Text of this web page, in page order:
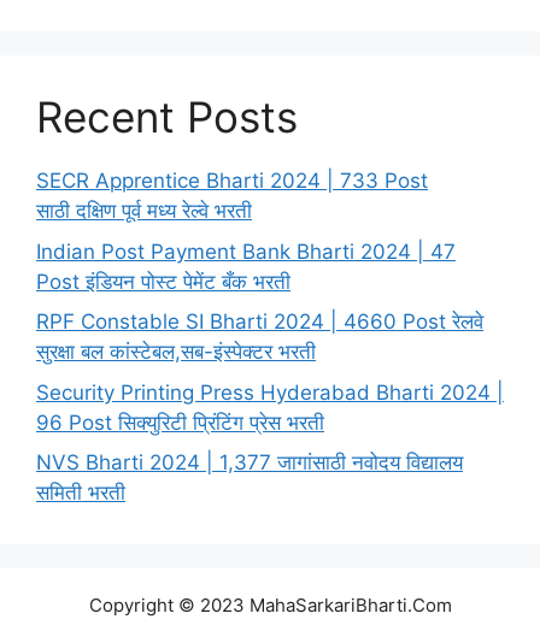
Recent Posts
SECR Apprentice Bharti 2024 | 733 Post
साठी दक्षिण पूर्व मध्य रेल्वे भरती
Indian Post Payment Bank Bharti 2024 | 47
Post इंडियन पोस्ट पेमेंट बँक भरती
RPF Constable SI Bharti 2024 | 4660 Post रेलवे
सुरक्षा बल कांस्टेबल,सब-इंस्पेक्टर भरती
Security Printing Press Hyderabad Bharti 2024 |
96 Post सिक्युरिटी प्रिंटिंग प्रेस भरती
NVS Bharti 2024 | 1,377 जागांसाठी नवोदय विद्यालय
समिती भरती
Copyright © 2023 MahaSarkariBharti.Com